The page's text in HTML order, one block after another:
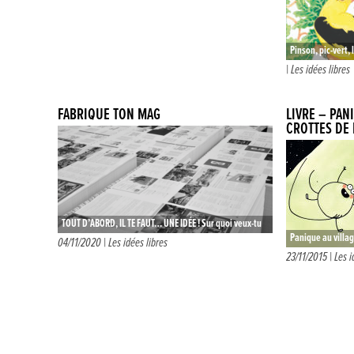
Pinson, pic-
Voici les
|Les idées libres
FABRIQUE TON MAG
TOUT D’ABORD, IL TE FAUT… UNE IDÉE ! Sur quoi veux-tu
faire ton magazine ? De quoi as-tu envie de…
04/11/2020 |Les idées libres
LIVRE –
CROTTES DE
Panique au
Dès 3 ans –
23/11/2015 |Les